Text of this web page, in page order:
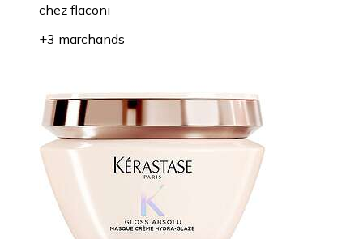
chez flaconi
+3 marchands